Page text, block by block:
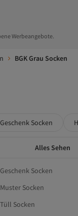
Werbeangebote.
BGK Grau Socken
Geschenk Socken
Alles Sehen
Geschenk Socken
Muster Socken
Tüll Socken